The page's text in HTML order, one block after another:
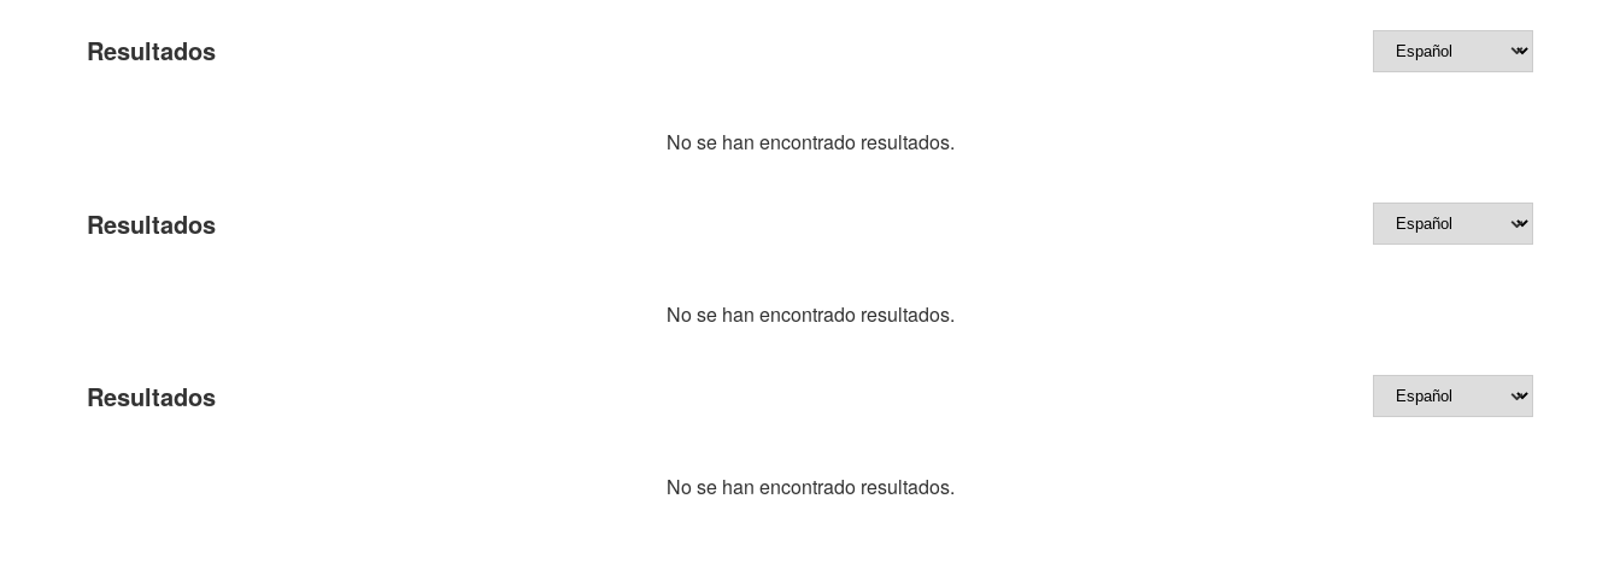
Resultados
No se han encontrado resultados.
Resultados
No se han encontrado resultados.
Resultados
No se han encontrado resultados.